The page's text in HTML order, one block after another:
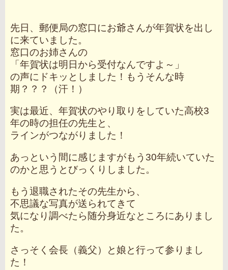
先日、郵便局の窓口にお爺さんが年賀状を出し
に来ていました。
窓口のお姉さんの
「年賀状は明日から受付なんですよ～」
の声にドキッとしました！もうそんな時
期？？？（汗！）
実は最近、年賀状のやり取りをしていた高校3
年の時の担任の先生と、
ラインがつながりました！
あっという間に感じますがもう30年続いていた
のかと思うとびっくりしました。
もう退職されたその先生から、
不思議な写真が送られてきて
気になり調べたら随分身近なところにありまし
た。
さっそく会長（義父）と娘と行って参りまし
た！